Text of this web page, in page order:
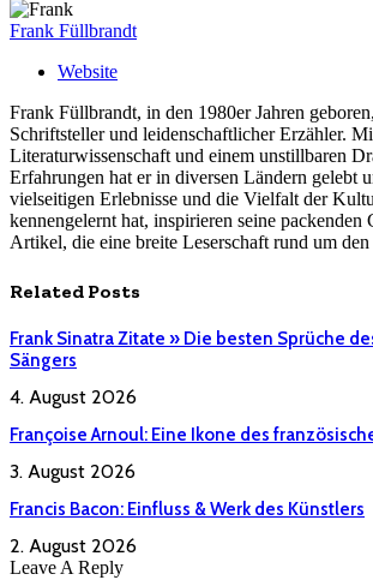
Frank Füllbrandt
Website
Frank Füllbrandt, in den 1980er Jahren
Schriftsteller und leidenschaftlicher Erzähler.
Literaturwissenschaft und einem unstillbaren
Erfahrungen hat er in diversen Ländern gelebt
vielseitigen Erlebnisse und die Vielfalt der
kennengelernt hat, inspirieren seine packenden
Artikel, die eine breite Leserschaft rund um
Related Posts
Frank Sinatra Zitate » Die besten Sprüche
Sängers
4. August 2026
Françoise Arnoul: Eine Ikone des
3. August 2026
Francis Bacon: Einfluss & Werk des Künstlers
2. August 2026
Leave A Reply